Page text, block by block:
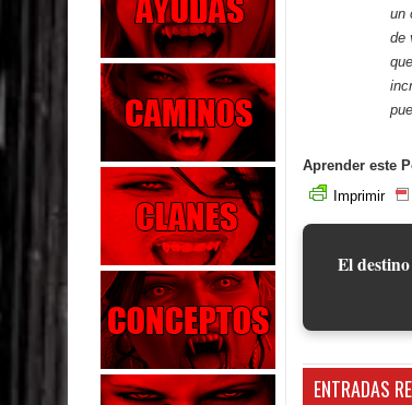
un
de
Aprender este
Imprimir
El
ENTRADAS